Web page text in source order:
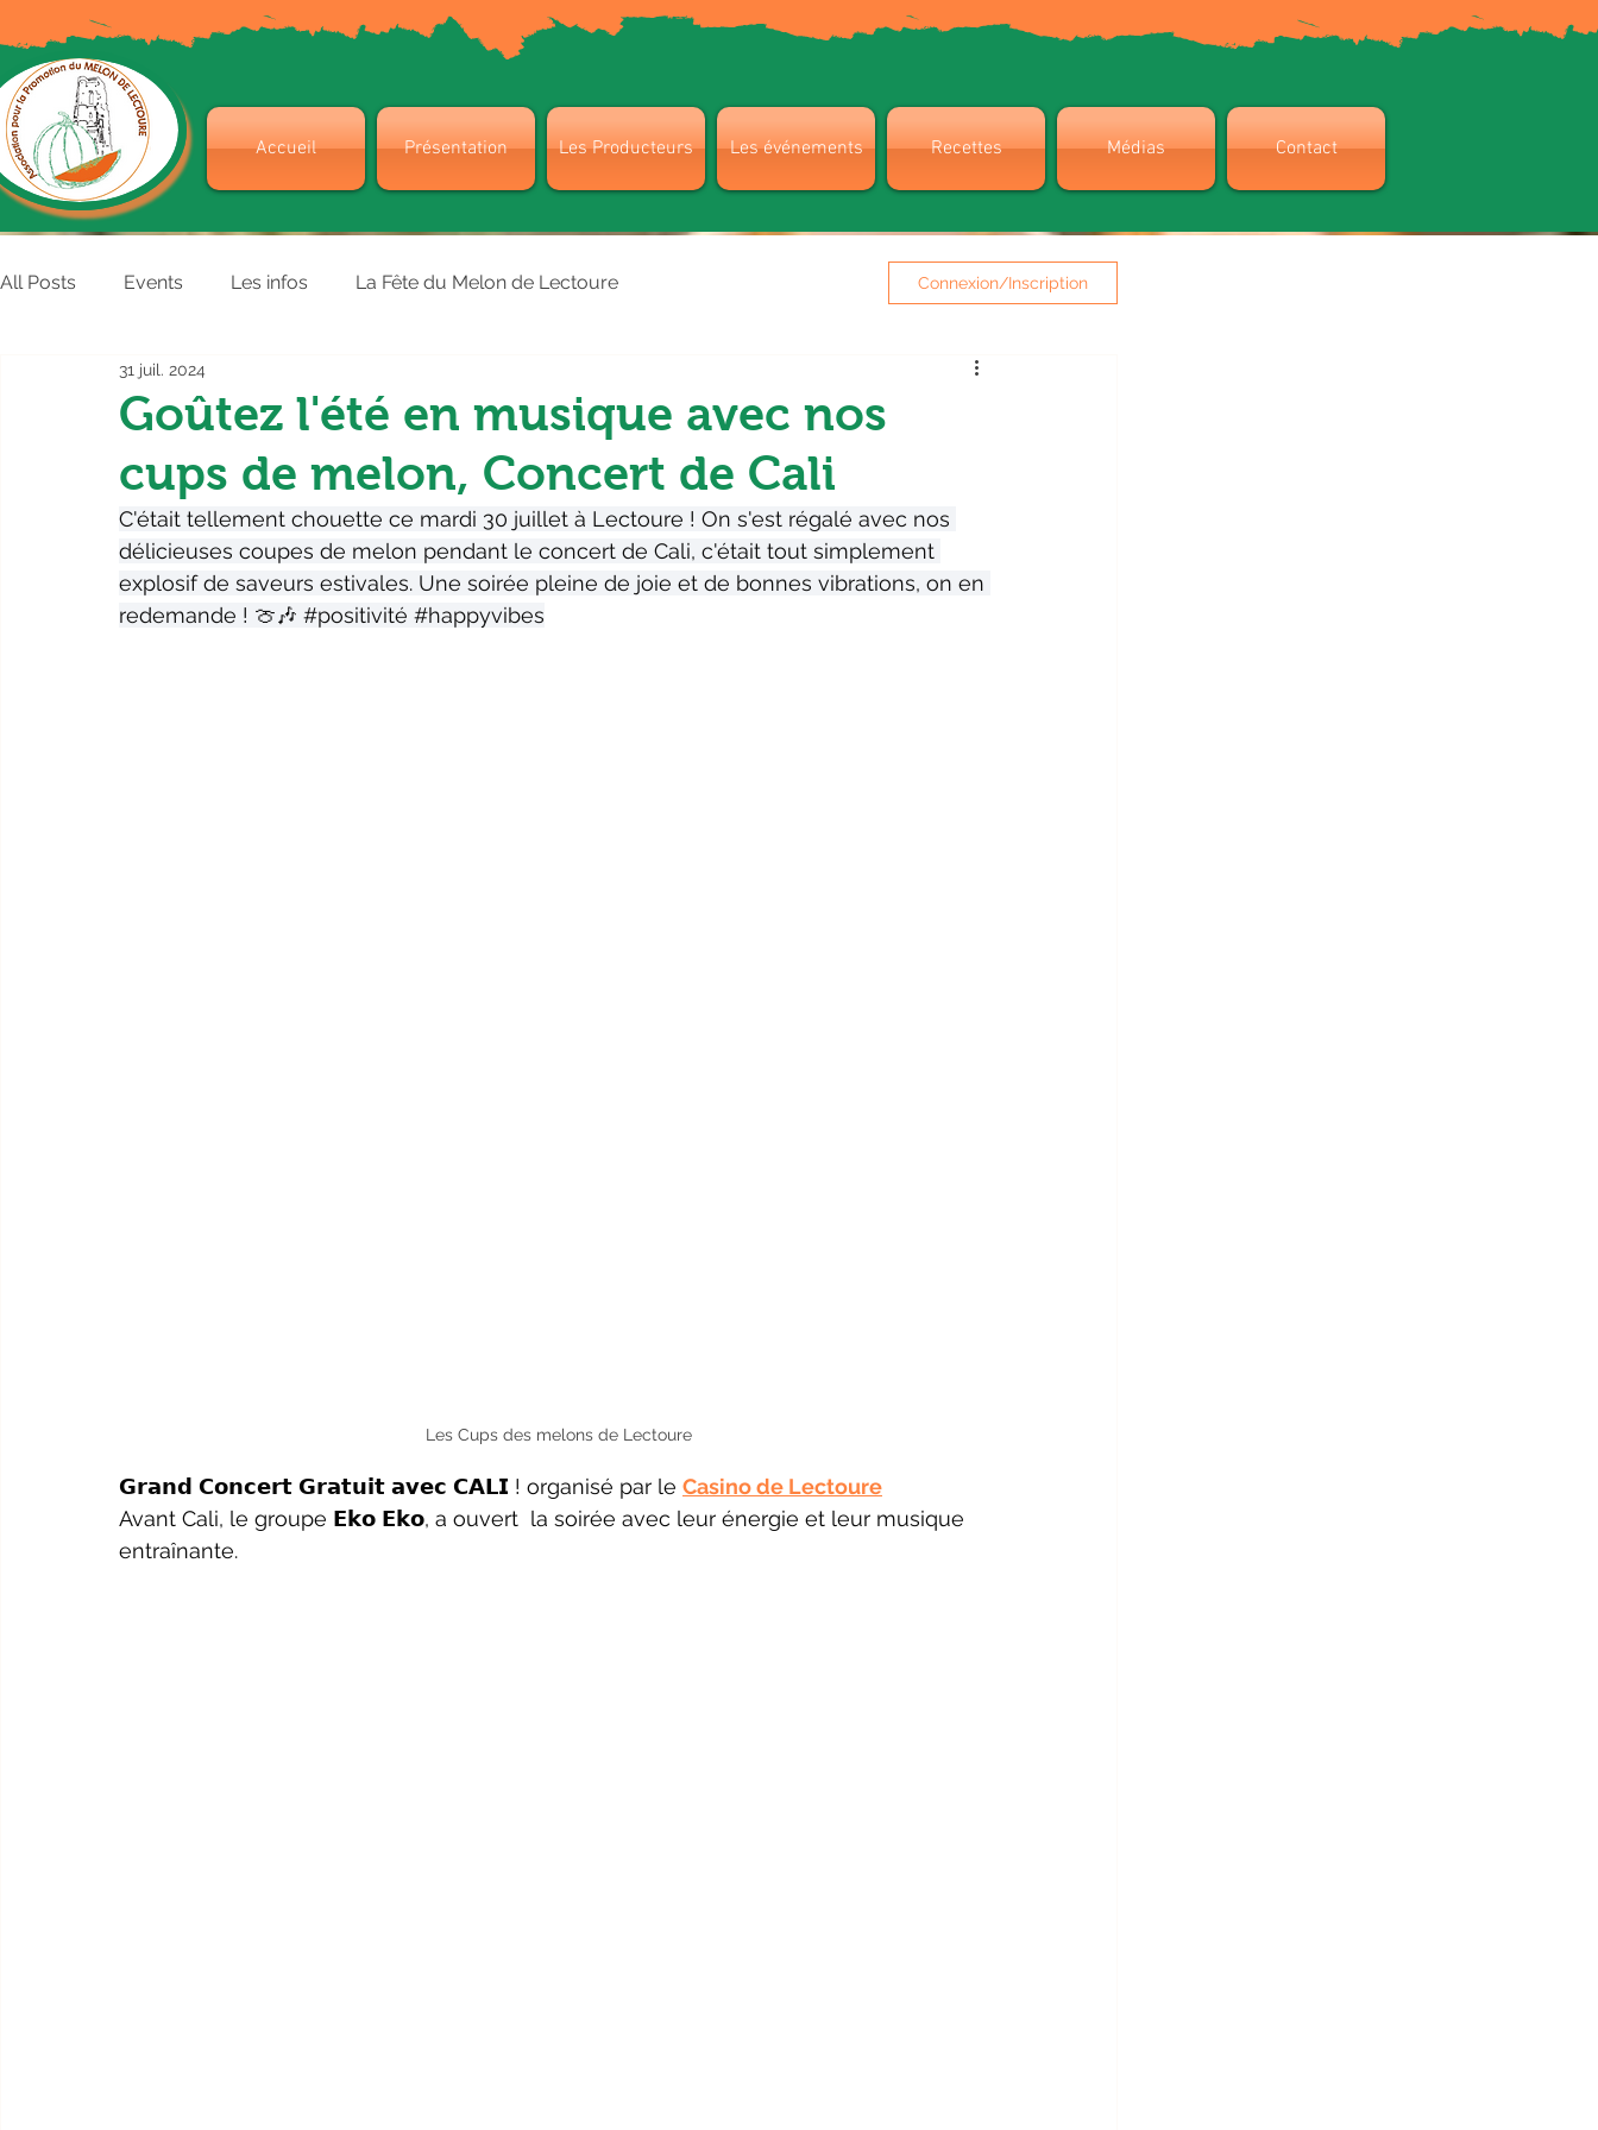
Accueil Présentation Les Producteurs Les événements Recettes Médias Contact
All Posts Events Les infos La Fête du Melon de Lectoure Connexion/Inscription
Goûtez l'été en musique avec nos
cups de melon, Concert de Cali
31 juil. 2024
C'était tellement chouette ce mardi 30 juillet à Lectoure ! On s'est régalé avec nos
délicieuses coupes de melon pendant le concert de Cali, c'était tout simplement
explosif de saveurs estivales. Une soirée pleine de joie et de bonnes vibrations, on en
redemande ! 🍈🎶 #positivité #happyvibes
Les Cups des melons de Lectoure
𝗚𝗿𝗮𝗻𝗱 𝗖𝗼𝗻𝗰𝗲𝗿𝘁 𝗚𝗿𝗮𝘁𝘂𝗶𝘁 𝗮𝘃𝗲𝗰 𝗖𝗔𝗟𝗜 ! organisé par le Casino de Lectoure
Avant Cali, le groupe 𝗘𝗸𝗼 𝗘𝗸𝗼, a ouvert  la soirée avec leur énergie et leur musique
entraînante.